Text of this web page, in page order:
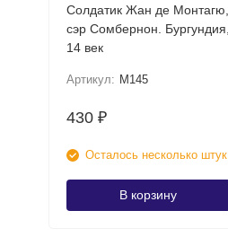
Солдатик Жан де Монтагю,
сэр Сомбернон. Бургундия,
14 век
Артикул: M145
430 ₽
Осталось несколько штук
В корзину